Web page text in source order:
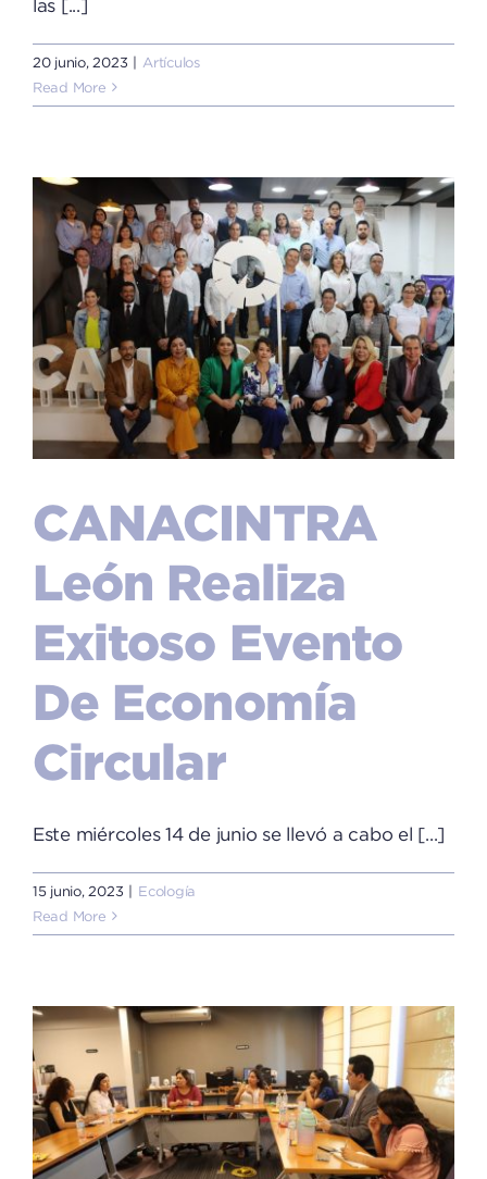
las [...]
20 junio, 2023 | Artículos
Read More
CANACINTRA
León Realiza
Exitoso Evento
De Economía
Circular
Este miércoles 14 de junio se llevó a cabo el [...]
15 junio, 2023 | Ecología
Read More